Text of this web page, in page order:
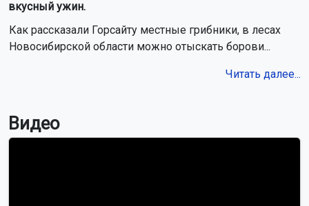
вкусный ужин.
Как рассказали Горсайту местные грибники, в лесах
Новосибирской области можно отыскать борови...
Читать далее...
Видео